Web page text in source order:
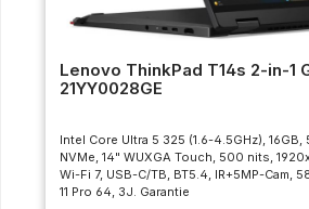
Lenovo ThinkPad T14s 2-in-1
21YY0028GE
Intel Core Ultra 5 325 (1.6-4.5GHz), 16GB,
NVMe, 14" WUXGA Touch, 500 nits,
Wi-Fi 7, USB-C/TB, BT5.4, IR+5MP-Cam,
11 Pro 64, 3J. Garantie